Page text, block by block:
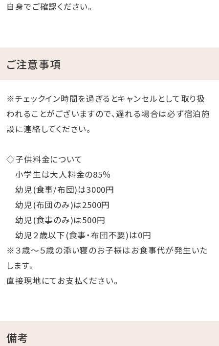
自身でご確認ください。
ご注意事項
※チェックイン時間を過ぎるとキャンセルとして取り扱
われることがございますので、遅れる場合は必ず宿泊施
設に連絡してください。
◇子供料金について
小学生は大人料金の85％
幼児(食事/布団)は3000円
幼児(布団のみ)は2500円
幼児(食事のみ)は500円
幼児２歳以下(食事・布団不要)は0円
※３歳～５歳の添い寝のお子様はお食事代が発生いた
します。
直接現地にてお支払ください。
備考